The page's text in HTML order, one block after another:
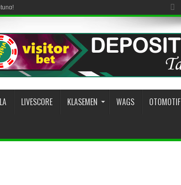
LIVESCORE KLASEMEN WAGS OTOMOTIF